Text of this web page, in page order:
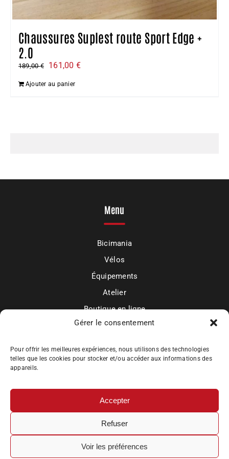
Gérer le consentement
Pour offrir les meilleures expériences, nous utilisons des technologies
telles que les cookies pour stocker et/ou accéder aux informations des
appareils.
Accepter
Refuser
Voir les préférences
Chaussures Suplest route Sport Edge +
2.0
189,00€
Le
initial
161,00 €Le
Ajouter au panier
Menu
Bicimania
Vélos
Équipements
Atelier
Boutique en ligne
Mon compte
Bicimania
Mentions légales
Politique de confidentialité
CGV
Plan du site